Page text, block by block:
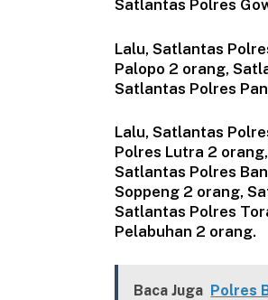
Satlantas Polres
Lalu, Satlantas
Palopo 2 orang,
Satlantas Polres
Lalu, Satlantas
Polres Lutra 2
Satlantas Polres
Soppeng 2 orang,
Satlantas Polres
Pelabuhan 2 orang.
Baca Juga Polres